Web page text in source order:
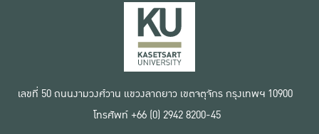
เลขที่ 50 ถนนงามวงศ์วาน แขวงลาดยาว เขตจตุจักร กรุงเทพฯ 10900
โทรศัพท์ +66 (0) 2942 8200-45